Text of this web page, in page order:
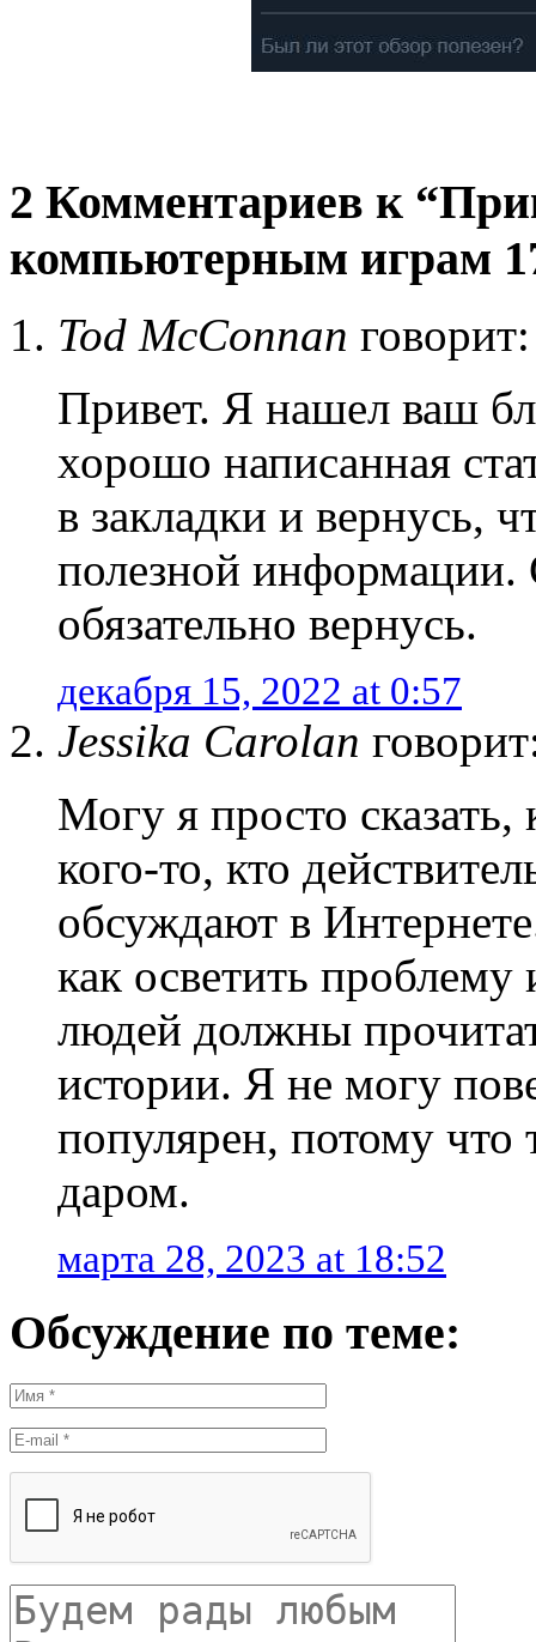
2 Комментариев к
компьютерным играм
Tod McConnan говорит:
Привет. Я нашел ваш
хорошо написанная
в закладки и вернусь,
полезной
обязательно вернусь.
декабря 15, 2022 at 0:57
Jessika Carolan
Могу я просто
кого-то, кто
обсуждают в
как осветить
людей должны
истории. Я не могу
популярен, потому что
даром.
марта 28, 2023 at 18:52
Обсуждение по теме: